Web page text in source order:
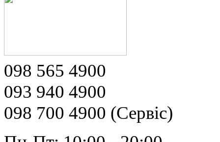
098 565 4900
093 940 4900
098 700 4900 (Сервіс)